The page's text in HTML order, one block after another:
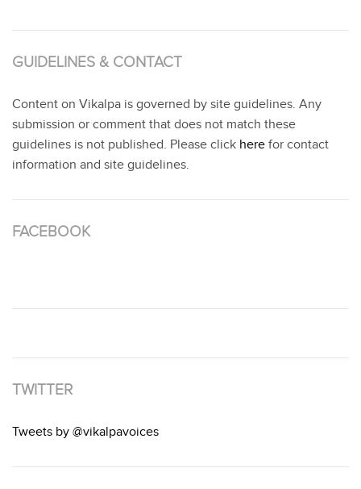
GUIDELINES & CONTACT
Content on Vikalpa is governed by site guidelines. Any
submission or comment that does not match these
guidelines is not published. Please click here for contact
information and site guidelines.
FACEBOOK
TWITTER
Tweets by @vikalpavoices